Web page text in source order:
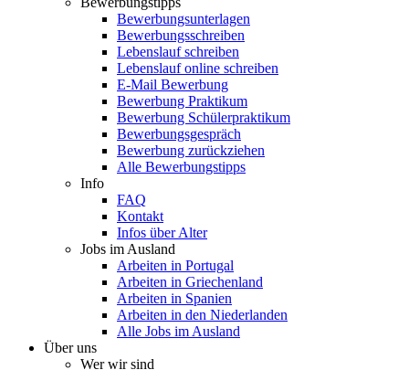
Bewerbungsunterlagen
Bewerbungsschreiben
Lebenslauf schreiben
Lebenslauf online schreiben
E-Mail Bewerbung
Bewerbung Praktikum
Bewerbung Schülerpraktikum
Bewerbungsgespräch
Bewerbung zurückziehen
Alle Bewerbungstipps
Info
FAQ
Kontakt
Infos über Alter
Jobs im Ausland
Arbeiten in Portugal
Arbeiten in Griechenland
Arbeiten in Spanien
Arbeiten in den Niederlanden
Alle Jobs im Ausland
Über uns
Wer wir sind